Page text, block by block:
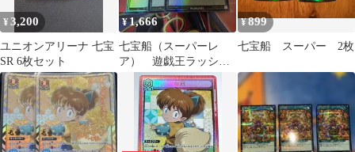
¥3,200
ユニオンアリーナ 七宝
SR 6枚セット
¥1,666
七宝船（スーパーレ
ア） 遊戯王ラッシュ
デュエル
¥899
七宝船 スーパー 2枚